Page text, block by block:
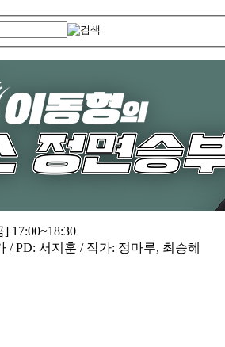
17:00~18:30
/ PD: 서지훈 / 작가: 정마루, 최승혜